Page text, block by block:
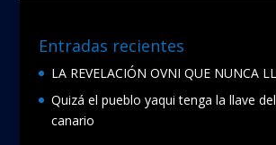
Entradas recientes
LA REVELACIÓN OVNI QUE NUNCA
Quizá el pueblo yaqui tenga la llave
canario